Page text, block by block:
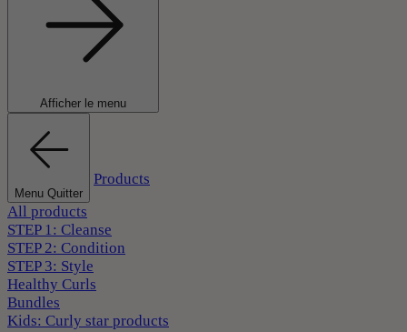
Afficher le menu
Menu Quitter
Products
All products
STEP 1: Cleanse
STEP 2: Condition
STEP 3: Style
Healthy Curls
Bundles
Kids: Curly star products